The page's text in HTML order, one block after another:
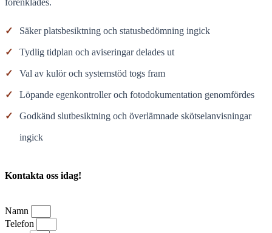
✓ Säker platsbesiktning och statusbedömning ingick
✓ Tydlig tidplan och aviseringar delades ut
✓ Val av kulör och systemstöd togs fram
✓ Löpande egenkontroller och fotodokumentation genomfördes
✓ Godkänd slutbesiktning och överlämnade skötselanvisningar
ingick
Kontakta oss idag!
Namn
Telefon